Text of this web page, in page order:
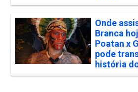
Onde
Branca
Poatan x
pode
história